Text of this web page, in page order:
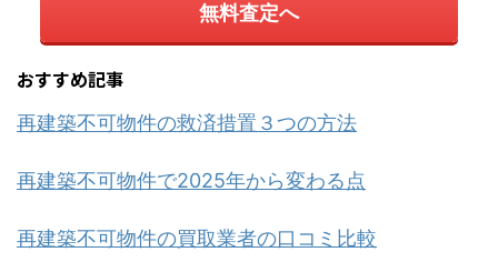
無料査定へ
おすすめ記事
再建築不可物件の救済措置３つの方法
再建築不可物件で2025年から変わる点
再建築不可物件の買取業者の口コミ比較